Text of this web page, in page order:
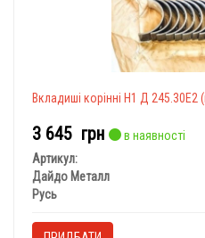
Вкладиші корінні Н1 Д
3 645 грн
в наявності
Артикул:
Дайдо Металл
Русь